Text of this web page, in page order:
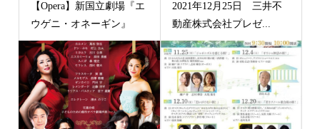
【Opera】新国立劇場『エ
ウゲニ・オネーギン』
2021年12月25日 三井不
動産株式会社プレゼ...